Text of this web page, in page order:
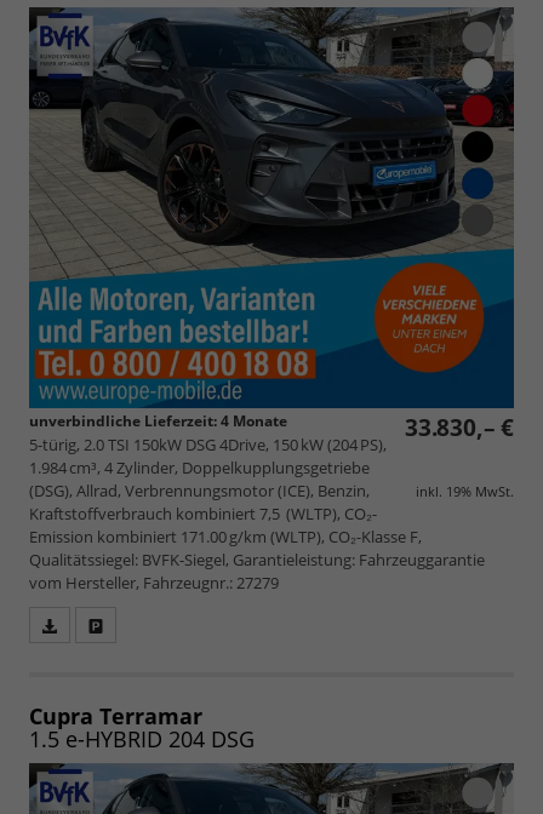
33.830,– €
inkl. 19% MwSt.
unverbindliche Lieferzeit:4 Monate
5-türig, 2.0 TSI 150kW DSG 4Drive, 150 kW (204 PS),
1.984 cm³, 4 Zylinder, Doppelkupplungsgetriebe
(DSG), Allrad, Verbrennungsmotor (ICE), Benzin,
Kraftstoffverbrauch kombiniert 7,5 (WLTP), CO₂-
Emission kombiniert 171.00 g/km (WLTP), CO₂-Klasse F,
Qualitätssiegel: BVFK-Siegel, Garantieleistung: Fahrzeuggarantie
vom Hersteller, Fahrzeugnr.: 27279
speichern/drucken
Cupra Terramar
1.5 e-HYBRID 204 DSG